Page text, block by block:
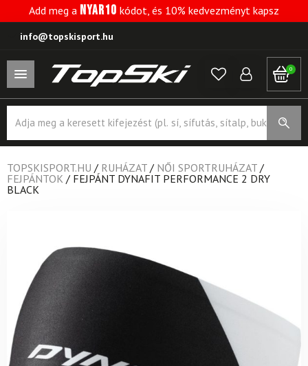
Add meg a NYAR10 kódot, és 10% kedvezményt kapsz
info@topskisport.hu
0
search
TOPSKISPORT.HU / RUHÁZAT / NŐI SPORTRUHÁZAT /
FEJPÁNTOK / FEJPÁNT DYNAFIT PERFORMANCE 2 DRY
BLACK